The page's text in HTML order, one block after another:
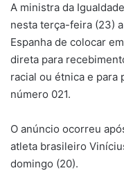
A ministra da
nesta terça-feira (23)
Espanha de colocar
direta para
racial ou étnica e para
número 021.
O anúncio ocorreu
atleta brasileiro
domingo (20).